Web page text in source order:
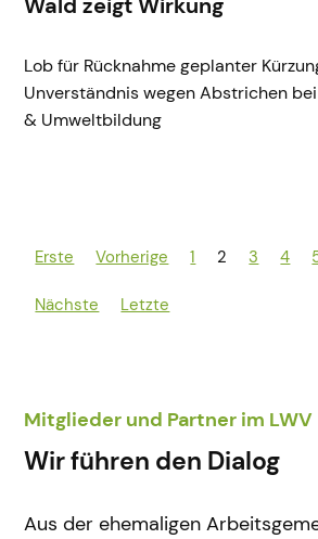
Lob für Rücknahme geplanter
Unverständnis wegen Abstrichen
& Umweltbildung
Erste Vorherige 1 2 3 4
Nächste Letzte
Mitglieder und Partner im LWV
Wir führen den Dialog
Aus der ehemaligen